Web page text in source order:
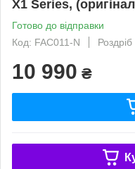
X1 Series,
Готово до відправки
Код: FAC011-N
Роздріб
10 990 ₴